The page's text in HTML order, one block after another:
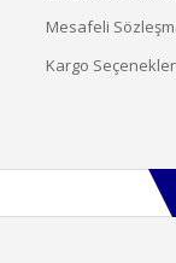
Mesafeli
Kargo